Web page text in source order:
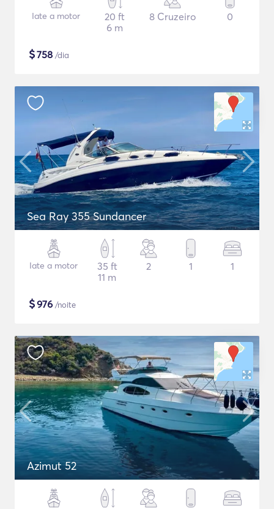
Iate a motor
20 ft
6 m
8 Cruzeiro 0
$758 /dia
Sea Ray 355 Sundancer
Iate a motor
35 ft
11 m
2 1 1
$976 /noite
Azimut 52